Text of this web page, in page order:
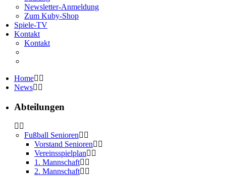
Newsletter-Anmeldung
Zum Kuby-Shop
Spiele-TV
Kontakt
Kontakt
Home
News
Abteilungen
Fußball Senioren
Vorstand Senioren
Vereinsspielplan
1. Mannschaft
2. Mannschaft